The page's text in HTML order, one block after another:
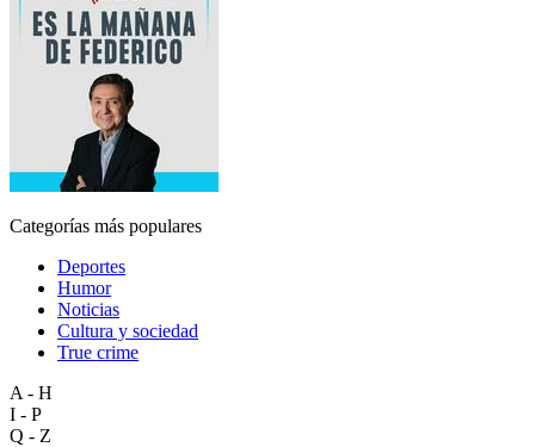
Categorías más populares
Deportes
Humor
Noticias
Cultura y sociedad
True crime
A - H
I - P
Q - Z